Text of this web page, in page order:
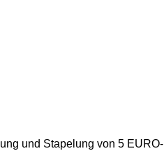
und Stapelung von 5 EURO-